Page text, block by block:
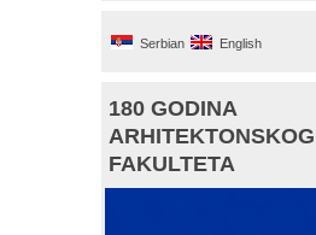
Serbian English
180 GODINA
ARHITEKTONSKOG
FAKULTETA